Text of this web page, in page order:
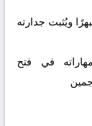
ويُثبت جدارته
في فتح